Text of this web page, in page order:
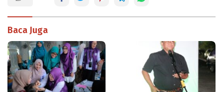
Baca Juga